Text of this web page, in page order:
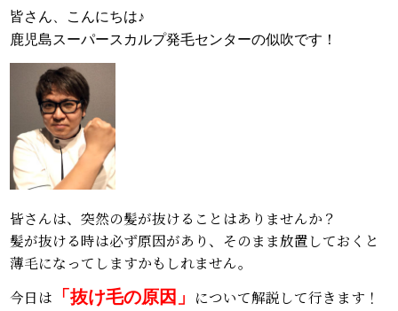
皆さん、こんにちは♪
鹿児島スーパースカルプ発毛センターの似吹です！
皆さんは、突然の髪が抜けることはありませんか？
髪が抜ける時は必ず原因があり、そのまま放置しておくと
薄毛になってしますかもしれません。
今日は 「抜け毛の原因」 について解説して行きます！